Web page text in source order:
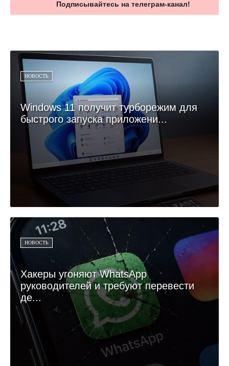
Подписывайтесь на телеграм-канал!
НОВОСТЬ
Windows 11 получит турборежим для
быстрого запуска приложени...
НОВОСТЬ
Хакеры угоняют WhatsApp
руководителей и требуют перевести
де...